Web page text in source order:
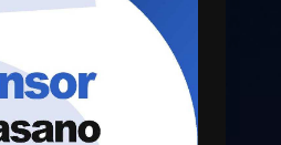
in azione nelle
fasanesi
2026 11:03